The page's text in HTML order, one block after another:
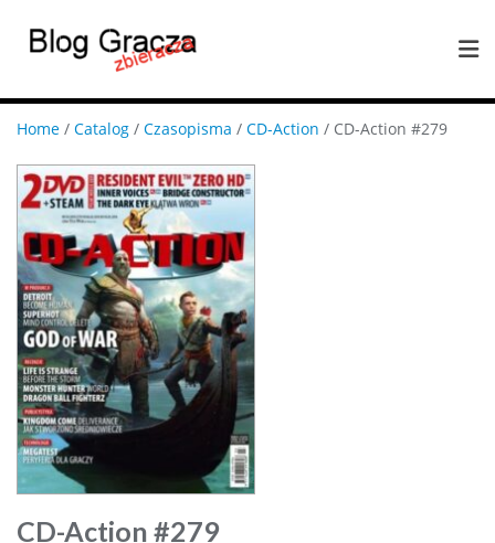
Home / Catalog / Czasopisma / CD-Action / CD-Action #279
CD-Action #279